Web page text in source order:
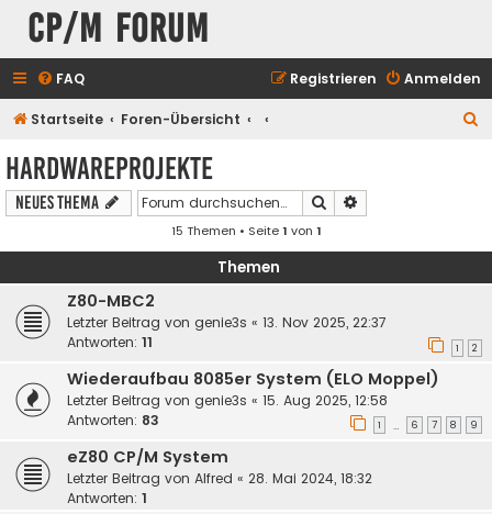
CP/M Forum
FAQ Anmelden
Registrieren
Startseite Foren-Übersicht
Hardwareprojekte
Neues Thema Suche
15 Themen • Seite1 von 1
Themen
Z80-MBC2
Letzter Beitrag von genie3s « 13. Nov 2025, 22:37
Antworten: 11 1 2
Wiederaufbau 8085er System (ELO Moppel)
Letzter Beitrag von genie3s « 15. Aug 2025, 12:58
Antworten: 83 1 … 6 7 8 9
eZ80 CP/M System
Letzter Beitrag von Alfred « 28. Mai 2024, 18:32
Antworten: 1